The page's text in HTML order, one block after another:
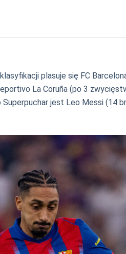
plasuje się FC
La Coruña (po 3
jest Leo Messi (14